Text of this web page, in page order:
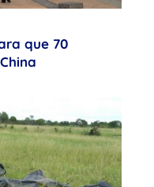
que 70